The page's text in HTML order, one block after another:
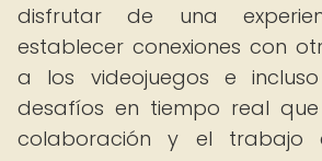
disfrutar de una
establecer conexiones con
a los videojuegos e
desafíos en tiempo real
colaboración y el trabajo